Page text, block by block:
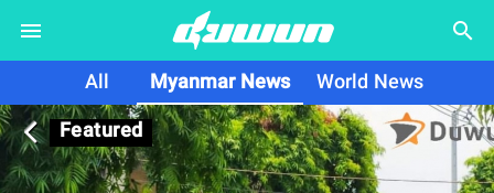
search
All Myanmar News
World News
Featured
arrow_back_ios